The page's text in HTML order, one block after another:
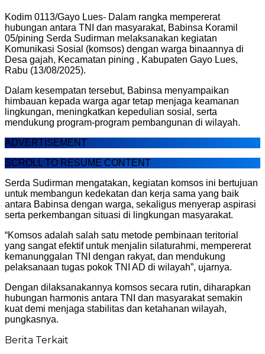
Kodim 0113/Gayo Lues- Dalam rangka mempererat
hubungan antara TNI dan masyarakat, Babinsa Koramil
05/pining Serda Sudirman melaksanakan kegiatan
Komunikasi Sosial (komsos) dengan warga binaannya di
Desa gajah, Kecamatan pining , Kabupaten Gayo Lues,
Rabu (13/08/2025).
Dalam kesempatan tersebut, Babinsa menyampaikan
himbauan kepada warga agar tetap menjaga keamanan
lingkungan, meningkatkan kepedulian sosial, serta
mendukung program-program pembangunan di wilayah.
ADVERTISEMENT
SCROLL TO RESUME CONTENT
Serda Sudirman mengatakan, kegiatan komsos ini bertujuan
untuk membangun kedekatan dan kerja sama yang baik
antara Babinsa dengan warga, sekaligus menyerap aspirasi
serta perkembangan situasi di lingkungan masyarakat.
“Komsos adalah salah satu metode pembinaan teritorial
yang sangat efektif untuk menjalin silaturahmi, mempererat
kemanunggalan TNI dengan rakyat, dan mendukung
pelaksanaan tugas pokok TNI AD di wilayah”, ujarnya.
Dengan dilaksanakannya komsos secara rutin, diharapkan
hubungan harmonis antara TNI dan masyarakat semakin
kuat demi menjaga stabilitas dan ketahanan wilayah,
pungkasnya.
Berita Terkait